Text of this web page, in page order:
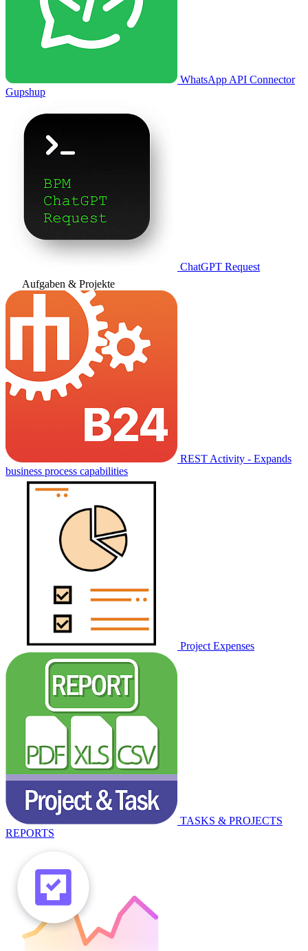
WhatsApp API Connector
Gupshup
ChatGPT Request
Aufgaben & Projekte
REST Activity - Expands
business process capabilities
Project Expenses
TASKS & PROJECTS
REPORTS